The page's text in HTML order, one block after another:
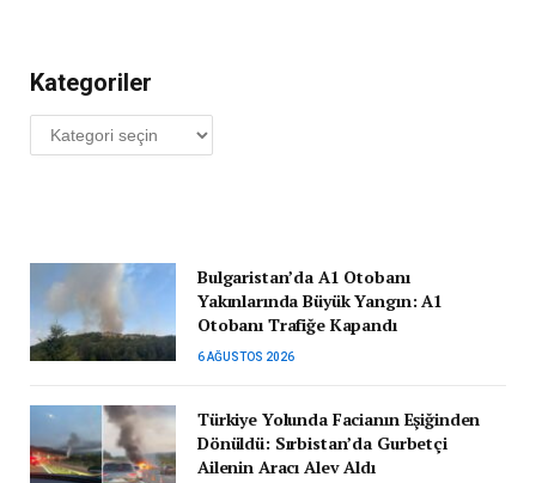
Kategoriler
Kategoriler
Bulgaristan’da A1 Otobanı
Yakınlarında Büyük Yangın: A1
Otobanı Trafiğe Kapandı
6 AĞUSTOS 2026
Türkiye Yolunda Facianın Eşiğinden
Dönüldü: Sırbistan’da Gurbetçi
Ailenin Aracı Alev Aldı